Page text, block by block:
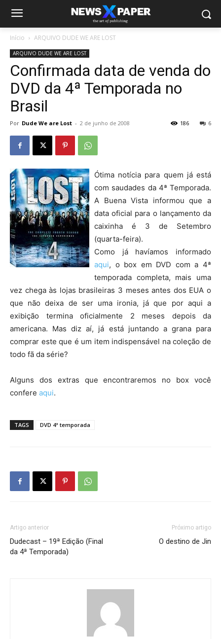
Início ARQUIVO DUDE WE ARE LOST
ARQUIVO DUDE WE ARE LOST
Confirmada data de venda do
DVD da 4ª Temporada no
Brasil
Por Dude We are Lost - 2 de junho de 2008 6
186
Ótima notícia para quem já está
com saudades da 4ª Temporada.
A Buena Vista informou que a
data oficial para o lançamento da
caixinha é 3 de Setembro
(quarta-feira).
Como já havíamos informado
aqui, o box em DVD com a 4ª
temporada completa, mais uma
vez chega às lojas brasileiras 3 meses antes dos EUA o
que não deixa de ser uma ironia, já que por aqui a
exibição termina oficialmente 2 meses depois da
americana. Mas diz aí, já está juntando a grana para
comprar este que é um item indispensável na coleção de
todo fã da série?
Alguns dos extras que encontraremos no box você
confere aqui.
TAGS DVD 4ª temporada
Artigo anterior
Dudecast – 19ª Edição (Final
da 4ª Temporada)
Próximo artigo
O destino de Jin